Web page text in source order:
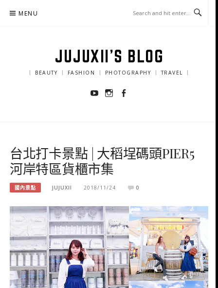
MENU
JUJUXII'S BLOG
｜ BEAUTY ｜ FASHION ｜ PHOTOGRAPHY ｜ TRAVEL ｜
YoutubeInstagram
台北打卡景點 | 大稻埕碼頭PIER5
河岸特區貨櫃市集
國內景點 JUJUXII 2018/11/24 0